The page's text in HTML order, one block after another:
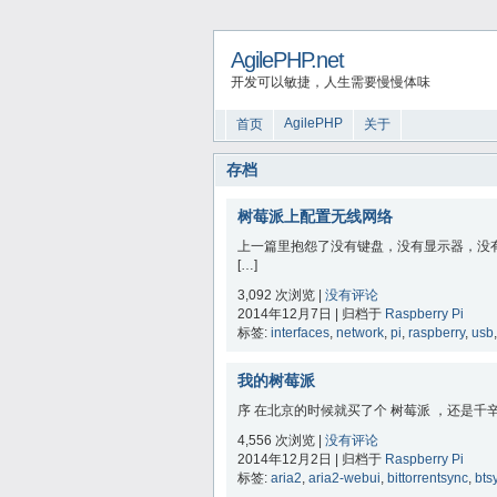
AgilePHP.net
开发可以敏捷，人生需要慢慢体味
首页 AgilePHP 关于
存档
树莓派上配置无线网络
上一篇里抱怨了没有键盘，没有显示器，
[…]
3,092 次浏览 | 没有评论
2014年12月7日 | 归档于 Raspberry Pi
标签: interfaces, network, pi, raspberry, usb,
我的树莓派
序 在北京的时候就买了个 树莓派 ，还是
4,556 次浏览 | 没有评论
2014年12月2日 | 归档于 Raspberry Pi
标签: aria2, aria2-webui, bittorrentsync,